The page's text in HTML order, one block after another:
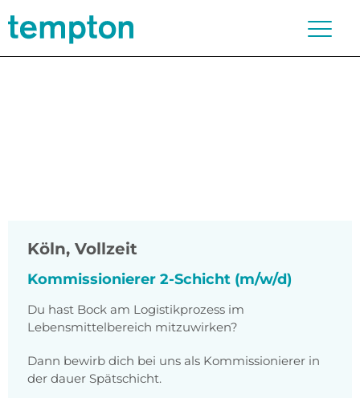
Köln, Vollzeit
Kommissionierer 2-Schicht (m/w/d)
Du hast Bock am Logistikprozess im
Lebensmittelbereich mitzuwirken?
Dann bewirb dich bei uns als Kommissionierer in
der dauer Spätschicht.